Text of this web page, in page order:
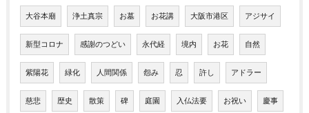
大谷本廟 浄土真宗 お墓 お花講 大阪市港区 アジサイ
新型コロナ 感謝のつどい 永代経 境内 お花 自然
紫陽花 緑化 人間関係 怨み 忍 許し アドラー
慈悲 歴史 散策 碑 庭園 入仏法要 お祝い 慶事